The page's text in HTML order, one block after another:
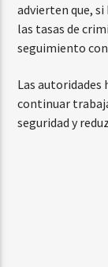
advierten que,
las tasas de
seguimiento
Las autoridades
continuar
seguridad y